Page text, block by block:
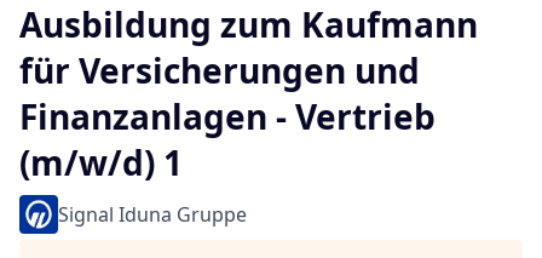
Ausbildung zum Kaufmann
für Versicherungen und
Finanzanlagen - Vertrieb
(m/w/d) 1
Signal Iduna Gruppe